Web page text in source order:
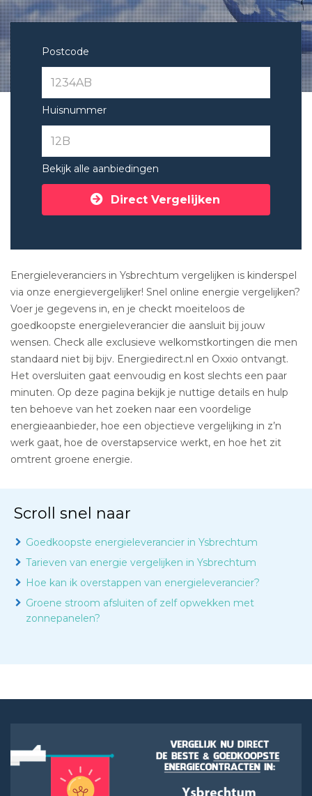
Postcode
Huisnummer
Bekijk alle aanbiedingen
Direct Vergelijken
Energieleveranciers in Ysbrechtum vergelijken is kinderspel
via onze energievergelijker! Snel online energie vergelijken?
Voer je gegevens in, en je checkt moeiteloos de
goedkoopste energieleverancier die aansluit bij jouw
wensen. Check alle exclusieve welkomstkortingen die men
standaard niet bij bijv. Energiedirect.nl en Oxxio ontvangt.
Het oversluiten gaat eenvoudig en kost slechts een paar
minuten. Op deze pagina bekijk je nuttige details en hulp
ten behoeve van het zoeken naar een voordelige
energieaanbieder, hoe een objectieve vergelijking in z’n
werk gaat, hoe de overstapservice werkt, en hoe het zit
omtrent groene energie.
Scroll snel naar
Goedkoopste energieleverancier in Ysbrechtum
Tarieven van energie vergelijken in Ysbrechtum
Hoe kan ik overstappen van energieleverancier?
Groene stroom afsluiten of zelf opwekken met
zonnepanelen?